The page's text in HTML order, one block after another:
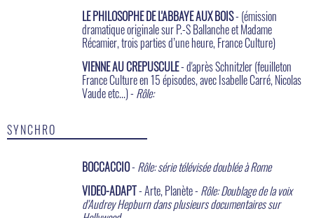
LE PHILOSOPHE DE L'ABBAYE AUX BOIS- (émission
dramatique originale sur P.-S Ballanche et Madame
Récamier, trois parties d’une heure, France Culture)
VIENNE AU CREPUSCULE- d'après Schnitzler (feuilleton
France Culture en 15 épisodes, avec Isabelle Carré, Nicolas
Vaude etc...) - Rôle:
SYNCHRO
BOCCACCIO- Rôle: série télévisée doublée à Rome
VIDEO-ADAPT- Arte, Planète - Rôle: Doublage de la voix
d'Audrey Hepburn dans plusieurs documentaires sur